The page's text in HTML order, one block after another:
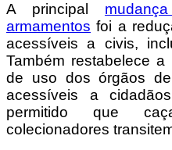
A principal
armamentos foi a
acessíveis a civis,
Também restabelece
de uso dos órgãos
acessíveis a
permitido que
colecionadores